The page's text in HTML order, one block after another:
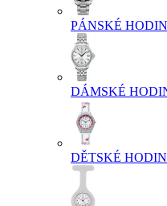
PÁNSKÉ
DÁMSKÉ
DĚTSKÉ